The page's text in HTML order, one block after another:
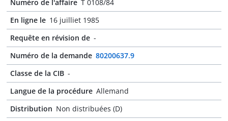
Numéro de l'affaire T 0108/84
En ligne le 16 juilliet 1985
Requête en révision de -
Numéro de la demande 80200637.9
Classe de la CIB -
Langue de la procédure Allemand
Distribution Non distribuées (D)